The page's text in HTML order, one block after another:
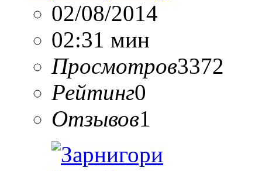
02/08/2014
02:31 мин
Просмотров3372
Рейтинг0
Отзывов1